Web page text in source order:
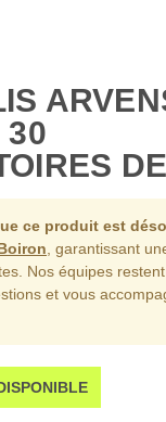
30
ce produit est
, garantissant
Nos équipes
et vous